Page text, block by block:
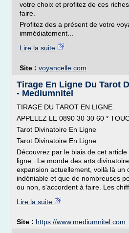
votre choix et profitez de ces
faire.
Profitez des a présent de votre
immédiatement...
Lire la suite
Site : voyancelle.com
Tirage En Ligne Du Tarot
- Mediumnitel
TIRAGE DU TAROT EN LIGNE
APPELEZ LE 0890 30 30 60 *
Tarot Divinatoire En Ligne
Tarot Divinatoire En Ligne
Découvrez par le biais de cet
ligne . Le monde des arts
expansion actuellement, voilà là un
indéniable et que de nombreuses
ou non, s'accordent à faire. Les
Lire la suite
Site : https://www.mediumnitel.com